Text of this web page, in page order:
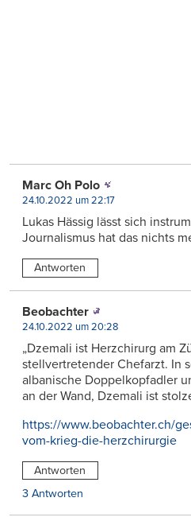
Marc Oh Polo
24.10.2022 um 22:17
Lukas Hässig lässt sich
Journalismus hat das nichts
Antworten
Beobachter
24.10.2022 um 20:28
„Dzemali ist Herzchirurg am
stellvertretender Chefarzt. In
albanische Doppelkopfadler
an der Wand, Dzemali ist
https://www.beobachter.ch/
vom-krieg-die-herzchirurgie
Antworten
3 Antworten